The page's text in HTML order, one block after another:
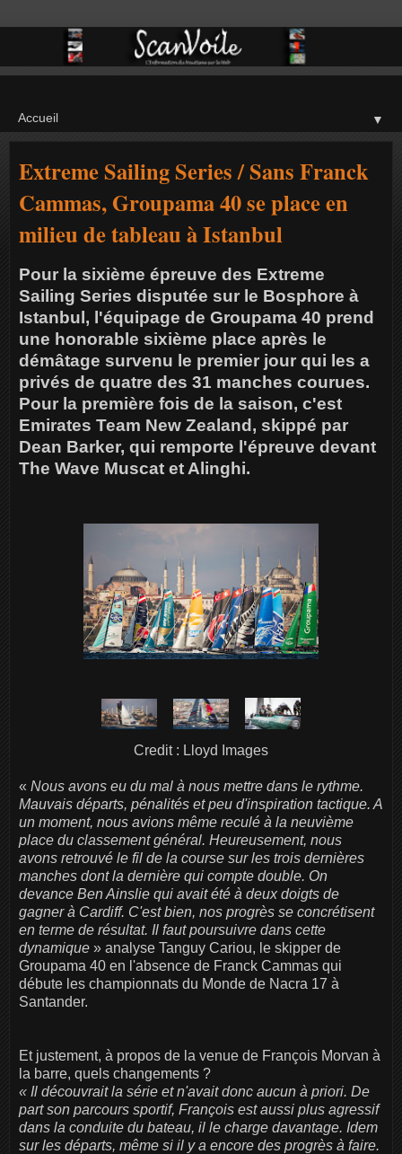
▼
Extreme Sailing Series / Sans Franck
Cammas, Groupama 40 se place en
milieu de tableau à Istanbul
Pour la sixième épreuve des Extreme
Sailing Series disputée sur le Bosphore à
Istanbul, l'équipage de Groupama 40 prend
une honorable sixième place après le
démâtage survenu le premier jour qui les a
privés de quatre des 31 manches courues.
Pour la première fois de la saison, c'est
Emirates Team New Zealand, skippé par
Dean Barker, qui remporte l'épreuve devant
The Wave Muscat et Alinghi.
Credit : Lloyd Images
« Nous avons eu du mal à nous mettre dans le rythme.
Mauvais départs, pénalités et peu d'inspiration tactique. A
un moment, nous avions même reculé à la neuvième
place du classement général. Heureusement, nous
avons retrouvé le fil de la course sur les trois dernières
manches dont la dernière qui compte double. On
devance Ben Ainslie qui avait été à deux doigts de
gagner à Cardiff. C'est bien, nos progrès se concrétisent
en terme de résultat. Il faut poursuivre dans cette
dynamique » analyse Tanguy Cariou, le skipper de
Groupama 40 en l'absence de Franck Cammas qui
débute les championnats du Monde de Nacra 17 à
Santander.
Et justement, à propos de la venue de François Morvan à
la barre, quels changements ?
« Il découvrait la série et n'avait donc aucun à priori. De
part son parcours sportif, François est aussi plus agressif
dans la conduite du bateau, il le charge davantage. Idem
sur les départs, même si il y a encore des progrès à faire.